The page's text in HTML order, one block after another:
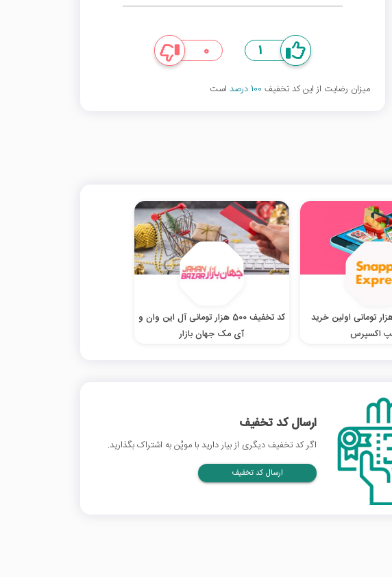
1
0
میزان رضایت از این کد تخفیف 100 درصد است
۷۰ هزار تومانی اولین خرید
اکسپرس
کد تخفیف 500 هزار تومانی آل این وان و
آی مک جهان بازار
ارسال کد تخفیف
اگر کد تخفیف دیگری از بیار دارید با موپُن به اشتراک بگذارید.
ارسال کد تخفیف